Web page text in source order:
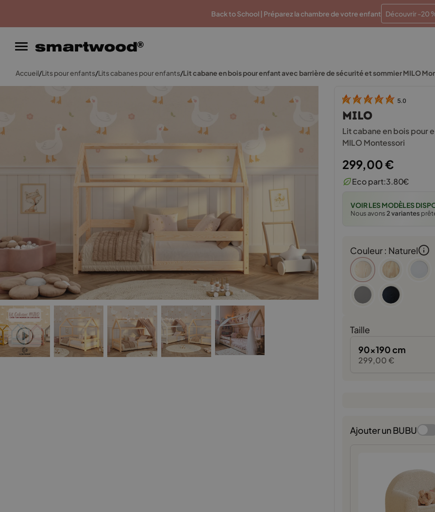
Back to School | Préparez la chambre de votre enfant Découvrir -20
Paiements en plusieurs fois sans frais Traitement en 48
Accueil/Lits pour enfants/Lits cabanes pour enfants/Lit cabane en bois pour enfant avec barrière de sécurité et sommier MILO
5.0
MILO
Lit cabane en bois pour
MILO Montessori
299,00€
Eco part:3.80€
VOIR LES MODÈLES
Nous avons2 variantes
Couleur : Naturel
Taille
90x190 cm
299,00€
Ajouter un BUBU